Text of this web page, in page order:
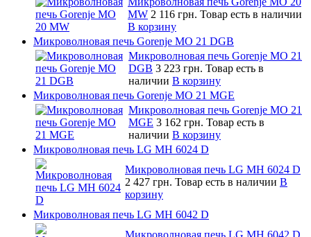
MW 2 116 грн. Товар есть в наличии
В корзину
Микроволновая печь Gorenje MO 21 DGB
Микроволновая печь Gorenje MO 21
DGB 3 223 грн. Товар есть в
наличии В корзину
Микроволновая печь Gorenje MO 21 MGE
Микроволновая печь Gorenje MO 21
MGE 3 162 грн. Товар есть в
наличии В корзину
Микроволновая печь LG MH 6024 D
Микроволновая печь LG MH 6024 D
2 427 грн. Товар есть в наличии В
корзину
Микроволновая печь LG MH 6042 D
Микроволновая печь LG MH 6042 D